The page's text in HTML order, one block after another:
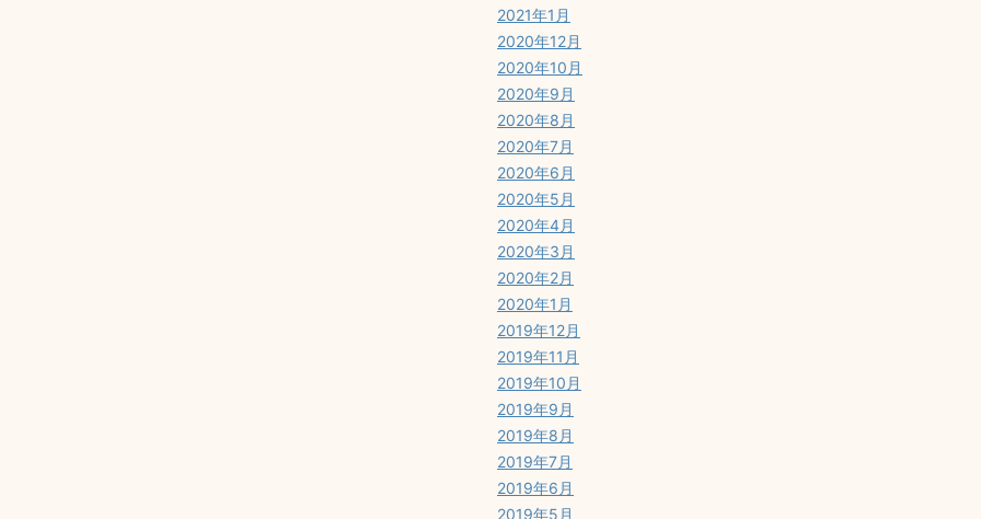
2021年1月
2020年12月
2020年10月
2020年9月
2020年8月
2020年7月
2020年6月
2020年5月
2020年4月
2020年3月
2020年2月
2020年1月
2019年12月
2019年11月
2019年10月
2019年9月
2019年8月
2019年7月
2019年6月
2019年5月